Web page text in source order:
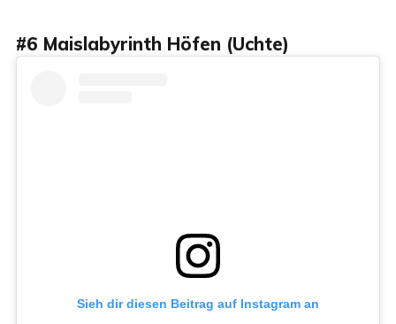
#6 Maislabyrinth Höfen (Uchte)
Sieh dir diesen Beitrag auf Instagram an